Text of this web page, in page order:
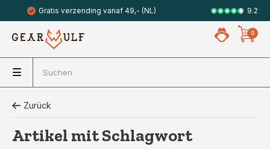
Gratis verzending vanaf 49,- (NL) Veilig met
9.2
0
Zurück
Artikel mit Schlagwort